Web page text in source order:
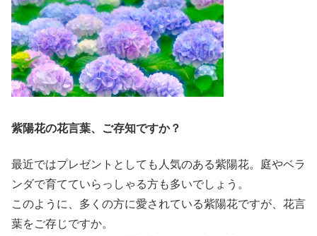
紫陽花の花言葉、ご存知ですか？
最近ではプレゼントとしても人気のある紫陽花。庭やベラ
ンダで育てていらっしゃる方も多いでしょう。
このように、多くの方に愛されている紫陽花ですが、花言
葉をご存じですか。